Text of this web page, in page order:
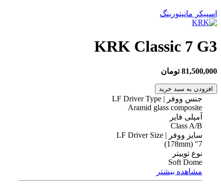
اسپیکر مانیتورینگ
KRK Classic 7 G3
81,500,000 تومان
افزودن به سبد خرید
جنس ووفر | LF Driver Type
Aramid glass composite
آمپلی فایر
Class A/B
سایز ووفر | LF Driver Size
7" (178mm)
نوع توییتر
Soft Dome
مشاهده بیشتر